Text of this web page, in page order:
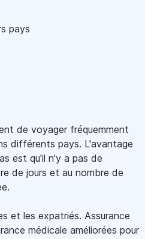
pays
de voyager fréquemment
différents pays. L'avantage
est qu'il n'y a pas de
de jours et au nombre de
et les expatriés. Assurance
médicale améliorées pour